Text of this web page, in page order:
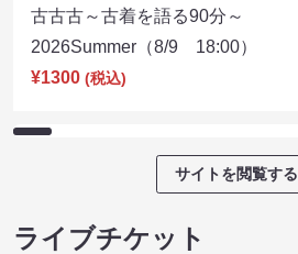
古古古～古着を語る90分～
2026Summer（8/9 18:00）
¥1300 (税込)
サイトを閲覧する
ライブチケット